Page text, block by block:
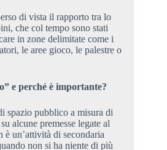
di vista il rapporto tra lo
che col tempo sono stati
in zone delimitate come i
le aree gioco, le palestre o
e perché è importante?
spazio pubblico a misura di
alcune premesse legate al
è un’attività di secondaria
non si ha niente di più